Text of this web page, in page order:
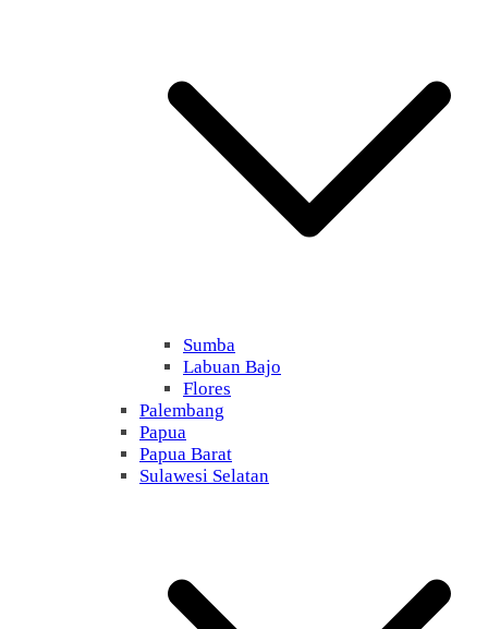
Sumba
Labuan Bajo
Flores
Palembang
Papua
Papua Barat
Sulawesi Selatan